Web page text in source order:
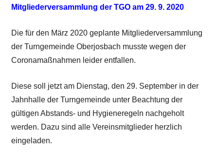
Mitgliederversammlung der TGO am 29. 9. 2020
Die für den März 2020 geplante Mitgliederversammlung
der Turngemeinde Oberjosbach musste wegen der
Coronamaßnahmen leider entfallen.
Diese soll jetzt am Dienstag, den 29. September in der
Jahnhalle der Turngemeinde unter Beachtung der
gültigen Abstands- und Hygieneregeln nachgeholt
werden. Dazu sind alle Vereinsmitglieder herzlich
eingeladen.